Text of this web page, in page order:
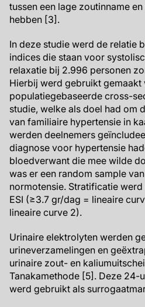
tussen een lage zoutinname
hebben [3].
In deze studie werd de relatie
indices die staan voor
relaxatie bij 2.996 personen
Hierbij werd gebruikt gemaakt
populatiegebaseerde cross-
studie, welke als doel had om
van familiaire hypertensie in
werden deelnemers
diagnose voor hypertensie
bloedverwant die mee wilde
was er een random sample
normotensie. Stratificatie
ESI (≥3.7 gr/dag = lineaire
lineaire curve 2).
Urinaire elektrolyten werden
urineverzamelingen en
urinaire zout- en
Tanakamethode [5]. Deze 24-
werd gebruikt als